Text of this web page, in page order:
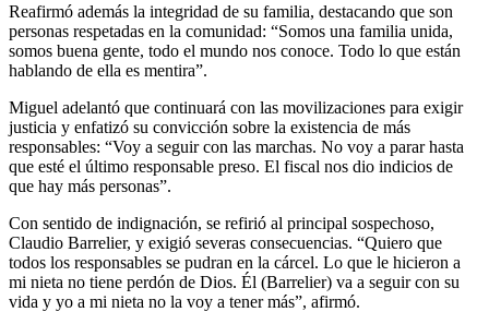
Reafirmó además la integridad de su familia, destacando que son
personas respetadas en la comunidad: “Somos una familia unida,
somos buena gente, todo el mundo nos conoce. Todo lo que están
hablando de ella es mentira”.
Miguel adelantó que continuará con las movilizaciones para exigir
justicia y enfatizó su convicción sobre la existencia de más
responsables: “Voy a seguir con las marchas. No voy a parar hasta
que esté el último responsable preso. El fiscal nos dio indicios de
que hay más personas”.
Con sentido de indignación, se refirió al principal sospechoso,
Claudio Barrelier, y exigió severas consecuencias. “Quiero que
todos los responsables se pudran en la cárcel. Lo que le hicieron a
mi nieta no tiene perdón de Dios. Él (Barrelier) va a seguir con su
vida y yo a mi nieta no la voy a tener más”, afirmó.